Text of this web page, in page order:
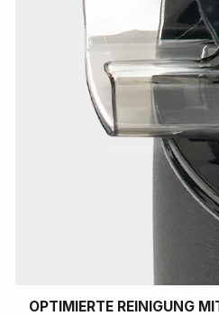
OPTIMIERTE REINIGUNG